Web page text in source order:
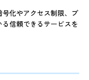
化やアクセス制限、プ
信頼できるサービスを